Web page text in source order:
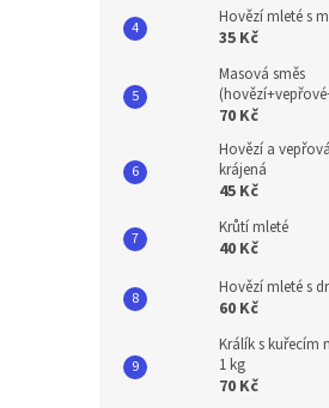
Hovězí mleté s
35 Kč
Masová směs
70 Kč
Hovězí a
krájená
45 Kč
Krůtí mleté
40 Kč
Hovězí mleté s
60 Kč
Králík s kuřecím
1 kg
70 Kč